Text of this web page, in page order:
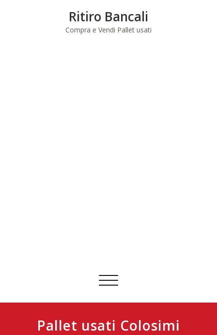
Ritiro Bancali
Compra e Vendi Pallet usati
Commuta
Pallet usati Colosimi